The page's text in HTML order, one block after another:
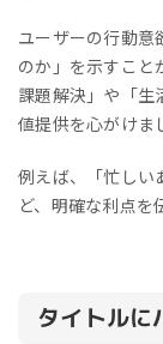
ユーザーの行動意
のか」を示すこと
課題解決」や「生
値提供を心がけま
例えば、「忙しい
ど、明確な利点を
タイトルに